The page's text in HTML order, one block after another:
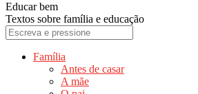
Educar bem
Textos sobre família e educação
Família
Antes de casar
A mãe